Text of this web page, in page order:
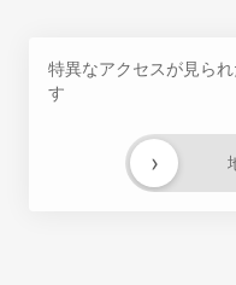
特異なアクセスが見ら
す
›